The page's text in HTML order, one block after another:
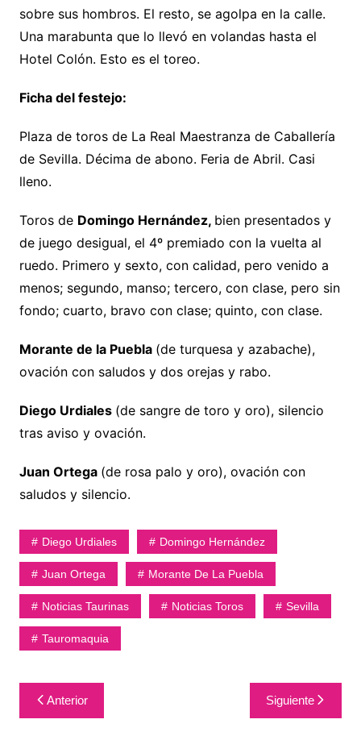
sobre sus hombros. El resto, se agolpa en la calle.
Una marabunta que lo llevó en volandas hasta el
Hotel Colón. Esto es el toreo.
Ficha del festejo:
Plaza de toros de La Real Maestranza de Caballería
de Sevilla. Décima de abono. Feria de Abril. Casi
lleno.
Toros de Domingo Hernández, bien presentados y
de juego desigual, el 4º premiado con la vuelta al
ruedo. Primero y sexto, con calidad, pero venido a
menos; segundo, manso; tercero, con clase, pero sin
fondo; cuarto, bravo con clase; quinto, con clase.
Morante de la Puebla (de turquesa y azabache),
ovación con saludos y dos orejas y rabo.
Diego Urdiales (de sangre de toro y oro), silencio
tras aviso y ovación.
Juan Ortega (de rosa palo y oro), ovación con
saludos y silencio.
Diego Urdiales Domingo Hernández
Juan Ortega Morante De La Puebla
Noticias Taurinas Noticias Toros Sevilla
Tauromaquia
Navegación
de
Anterior Siguiente